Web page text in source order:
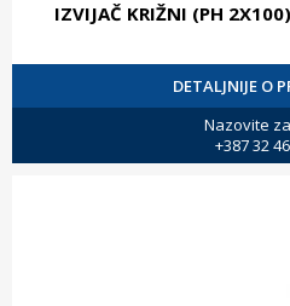
IZVIJAČ KRIŽNI (PH
DETALJNIJE O
Nazovite
+387 32